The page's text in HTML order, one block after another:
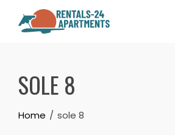
SOLE 8
Home sole 8